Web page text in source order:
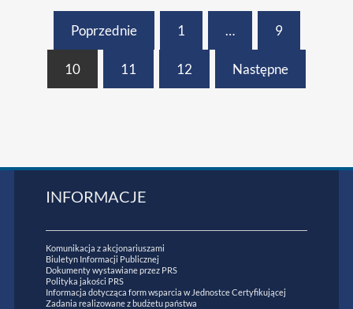
Poprzednie 1 … 9
10 11 12 Następne
INFORMACJE
Komunikacja z akcjonariuszami
Biuletyn Informacji Publicznej
Dokumenty wystawiane przez PRS
Polityka jakości PRS
Informacja dotycząca form wsparcia w Jednostce Certyfikującej
Zadania realizowane z budżetu państwa